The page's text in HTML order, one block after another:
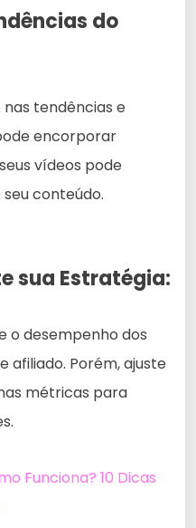
do
nas tendências e
encorporar
vídeos pode
conteúdo.
sua Estratégia:
o desempenho dos
afiliado. Porém, ajuste
métricas para
Funciona? 10 Dicas